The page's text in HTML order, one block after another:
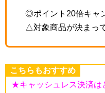
◎ポイント20倍キャ
△対象商品が決まっ
こちらもおすすめ
★キャッシュレス決済は